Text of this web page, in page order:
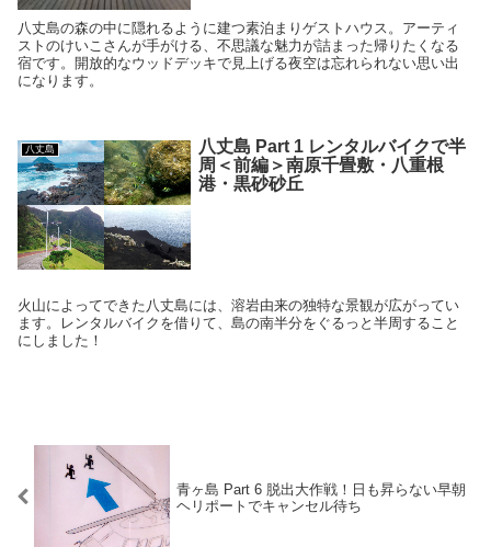
八丈島の森の中に隠れるように建つ素泊まりゲストハウス。 アーティ
ストのけいこさんが手がける、不思議な魅力が詰まった帰りたくなる
宿です。開放的なウッドデッ キで見上げる夜空は忘れられない思い出
になります。
八丈島
八丈島 Part 1 レンタルバイクで半
周＜前編＞南原千畳敷・八重根
港・黒砂砂丘
火山によってできた八丈島には、溶岩由来の独特な景観が広がってい
ます。レンタルバイクを借りて、島の南半分をぐるっと半周すること
にしました！
青ヶ島 Part 6 脱出大作戦！日も昇らない早朝
ヘリポートでキャンセル待ち